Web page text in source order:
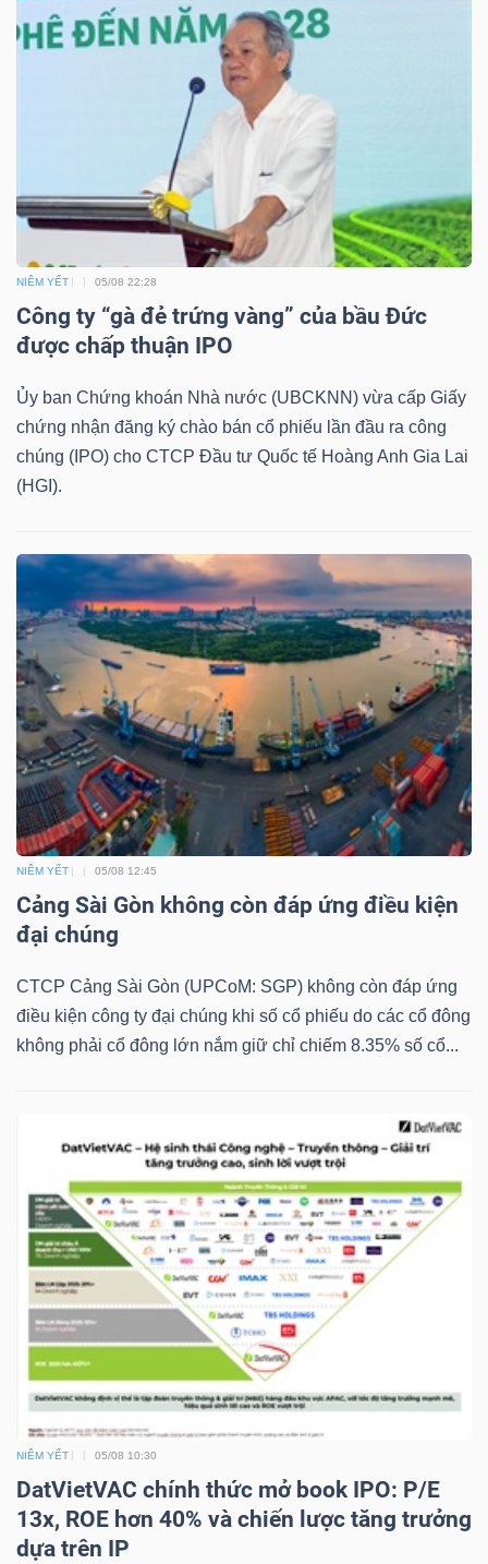
NIÊM YẾT 05/08 22:28
Công ty “gà đẻ trứng vàng” của bầu Đức
được chấp thuận IPO
Ủy ban Chứng khoán Nhà nước (UBCKNN) vừa cấp Giấy
chứng nhận đăng ký chào bán cổ phiếu lần đầu ra công
chúng (IPO) cho CTCP Đầu tư Quốc tế Hoàng Anh Gia Lai
(HGI).
NIÊM YẾT 05/08 12:45
Cảng Sài Gòn không còn đáp ứng điều kiện
đại chúng
CTCP Cảng Sài Gòn (UPCoM: SGP) không còn đáp ứng
điều kiện công ty đại chúng khi số cổ phiếu do các cổ đông
không phải cổ đông lớn nắm giữ chỉ chiếm 8.35% số cổ...
NIÊM YẾT 05/08 10:30
DatVietVAC chính thức mở book IPO: P/E
13x, ROE hơn 40% và chiến lược tăng trưởng
dựa trên IP
PHÁI
PHIẾU
CÔNG
CỤ
TƯ
DỮ
LIỆU
Ngành
(-)
VS-
SECTOR
NĂNG
LIỆU
CÔNG
NGHIỆP
TIÊU
DÙNG
KHÔNG
THIẾT